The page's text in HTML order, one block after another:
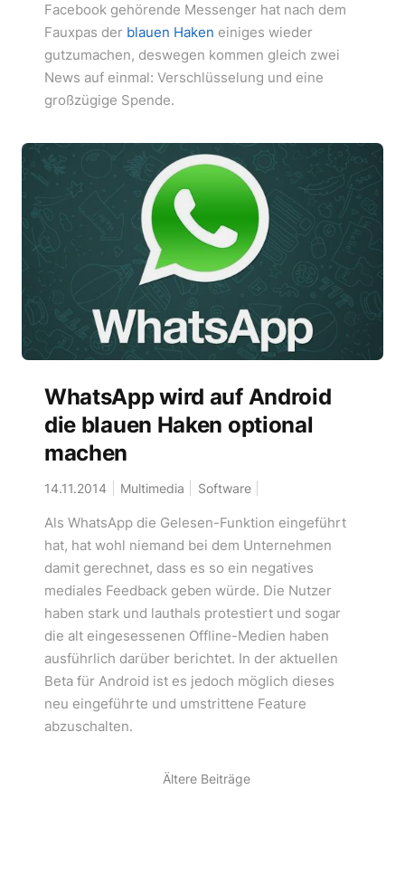
Facebook gehörende Messenger hat nach dem
Fauxpas der blauen Haken einiges wieder
gutzumachen, deswegen kommen gleich zwei
News auf einmal: Verschlüsselung und eine
großzügige Spende.
WhatsApp wird auf Android
die blauen Haken optional
machen
14.11.2014 Multimedia Software
Als WhatsApp die Gelesen-Funktion eingeführt
hat, hat wohl niemand bei dem Unternehmen
damit gerechnet, dass es so ein negatives
mediales Feedback geben würde. Die Nutzer
haben stark und lauthals protestiert und sogar
die alt eingesessenen Offline-Medien haben
ausführlich darüber berichtet. In der aktuellen
Beta für Android ist es jedoch möglich dieses
neu eingeführte und umstrittene Feature
abzuschalten.
Ältere Beiträge